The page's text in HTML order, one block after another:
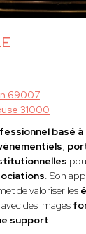
69007
31000
basé à
,
. Son
de valoriser les
avec des images
support.